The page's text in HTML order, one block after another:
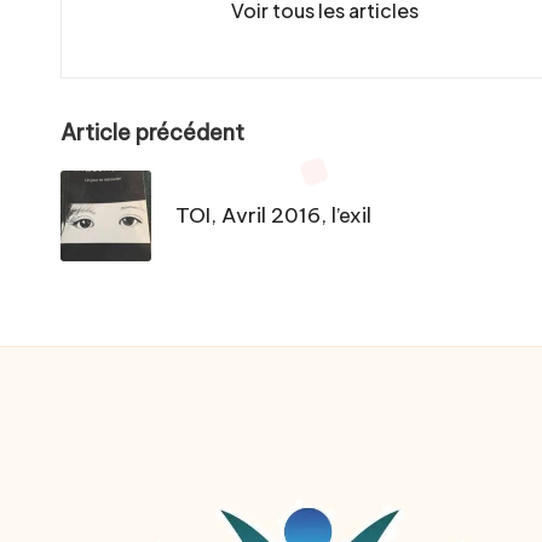
Voir tous les articles
Post
navigation
Article précédent
TOI, Avril 2016, l’exil